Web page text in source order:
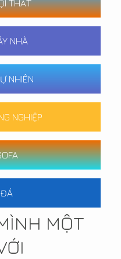
THẤT
NHÀ
NHIÊN
NGHIỆP
ĐÁ
MỘT